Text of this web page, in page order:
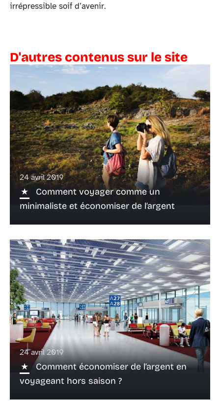
irrépressible soif d’avenir.
D'autres contenus sur le site
24 avril 2019
Comment voyager comme un
minimaliste et économiser de l’argent
24 avril 2019
Comment économiser de l’argent en
voyageant hors saison ?